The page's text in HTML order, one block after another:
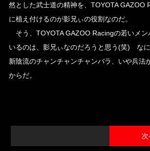
然とした武士道の精神を、TOYOTA GAZOO
に植え付けるのが影兄ぃの役割なのだ。
そう、TOYOTA GAZOO Racingの若いメン
いるのは、影兄ぃなのだろうと思う(笑) な
新陰流のチャンチャンチャンバラ、いや兵法
からだ。
次